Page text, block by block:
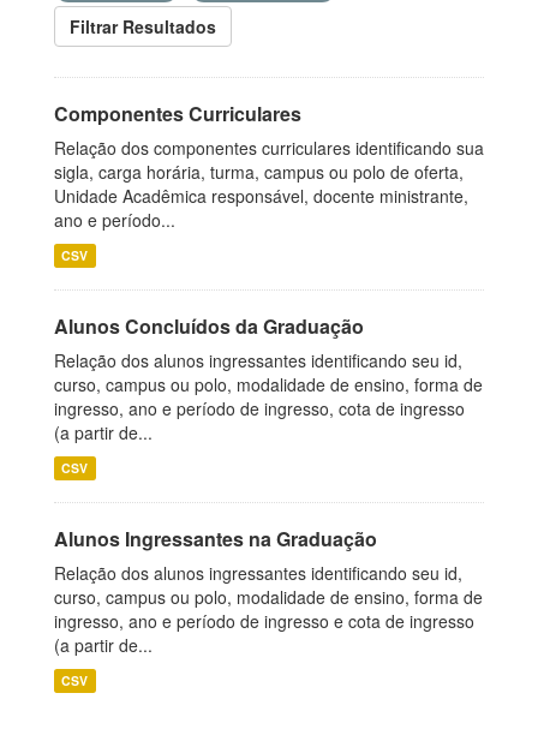
Filtrar Resultados
Componentes Curriculares
Relação dos componentes curriculares identificando sua
sigla, carga horária, turma, campus ou polo de oferta,
Unidade Acadêmica responsável, docente ministrante,
ano e período...
CSV
Alunos Concluídos da Graduação
Relação dos alunos ingressantes identificando seu id,
curso, campus ou polo, modalidade de ensino, forma de
ingresso, ano e período de ingresso, cota de ingresso
(a partir de...
CSV
Alunos Ingressantes na Graduação
Relação dos alunos ingressantes identificando seu id,
curso, campus ou polo, modalidade de ensino, forma de
ingresso, ano e período de ingresso e cota de ingresso
(a partir de...
CSV